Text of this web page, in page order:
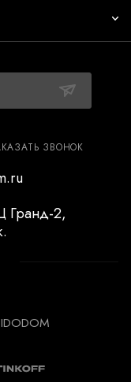
ЗВОНОК
Гранд-2,